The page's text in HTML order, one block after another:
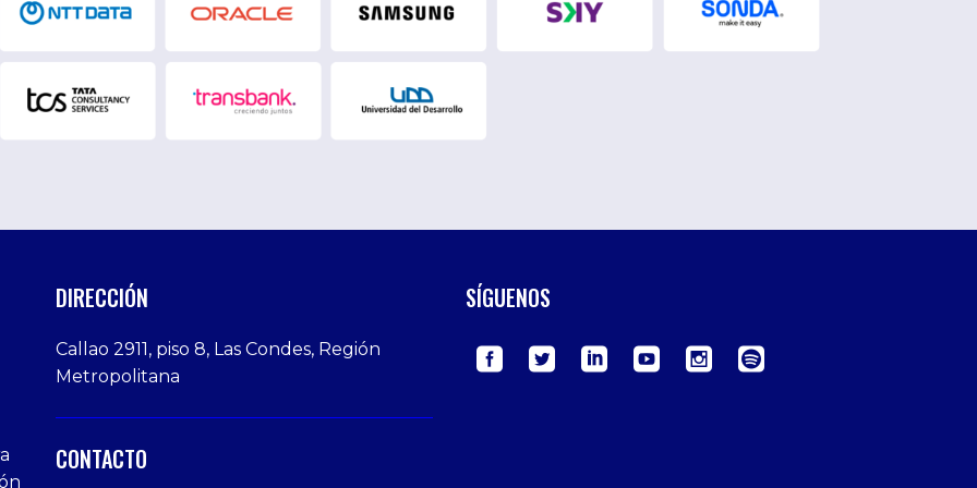
DIRECCIÓN
Callao 2911, piso 8, Las Condes, Región
Metropolitana
CONTACTO
SÍGUENOS